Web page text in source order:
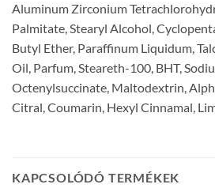
Aluminum Zirconium
Palmitate, Stearyl Alcohol,
Butyl Ether, Paraffinum Liquidum,
Oil, Parfum, Steareth-100, BHT,
Octenylsuccinate, Maltodextrin,
Citral, Coumarin, Hexyl Cinnamal,
KAPCSOLÓDÓ TERMÉKEK